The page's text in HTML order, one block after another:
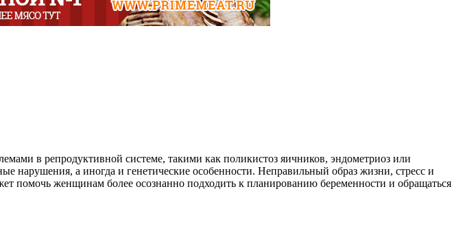
в репродуктивной системе, такими как поликистоз яичников, эндометриоз или
нарушения, а иногда и генетические особенности. Неправильный образ жизни, стресс и
помочь женщинам более осознанно подходить к планированию беременности и обращаться